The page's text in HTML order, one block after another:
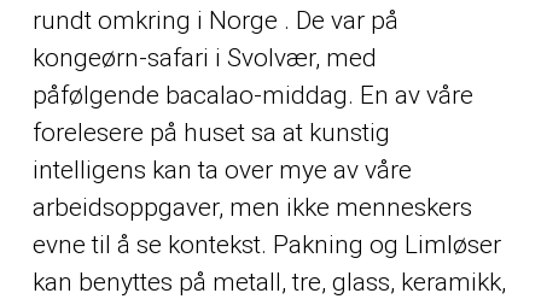
rundt omkring i Norge . De var på
kongeørn-safari i Svolvær, med
påfølgende bacalao-middag. En av våre
forelesere på huset sa at kunstig
intelligens kan ta over mye av våre
arbeidsoppgaver, men ikke menneskers
evne til å se kontekst. Pakning og Limløser
kan benyttes på metall, tre, glass, keramikk,